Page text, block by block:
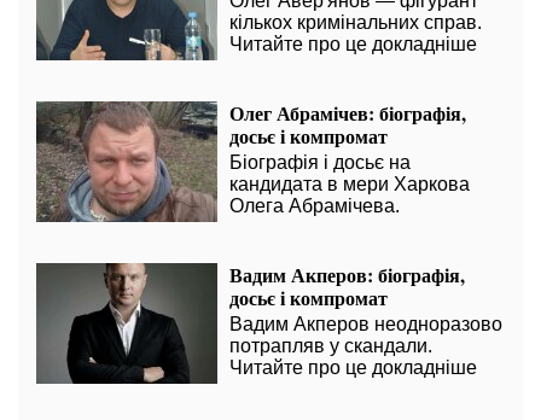
кількох кримінальних справ.
Читайте про це докладніше
Олег Абрамічев: біографія,
досьє і компромат
Біографія і досьє на
кандидата в мери Харкова
Олега Абрамічева.
Вадим Акперов: біографія,
досьє і компромат
Вадим Акперов неодноразово
потрапляв у скандали.
Читайте про це докладніше